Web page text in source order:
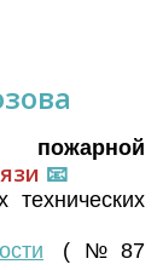
📧
технических
(№87